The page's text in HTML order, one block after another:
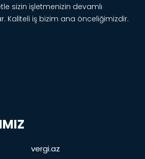
sizin işletmenizin devamlı
Kaliteli iş bizim ana önceliğimizdir.
vergi.az